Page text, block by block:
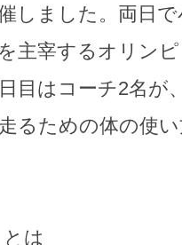
しました。両日
主宰するオリン
目はコーチ2名が
るための体の使
は